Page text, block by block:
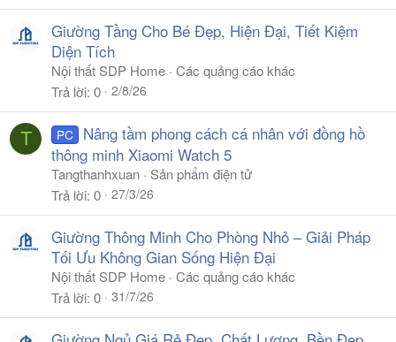
Giường Tầng Cho Bé Đẹp, Hiện Đại, Tiết Kiệm
Diện Tích
Nội thất SDP Home Các quảng cáo khác
Trả lời 0 2/8/26
T PC
Nâng tầm phong cách cá nhân với đồng hồ
thông minh Xiaomi Watch 5
Tangthanhxuan
Sản phẩm điện tử
Trả lời 0 27/3/26
Giường Thông Minh Cho Phòng Nhỏ – Giải Pháp
Tối Ưu Không Gian Sống Hiện Đại
Nội thất SDP Home Các quảng cáo khác
Trả lời 0 31/7/26